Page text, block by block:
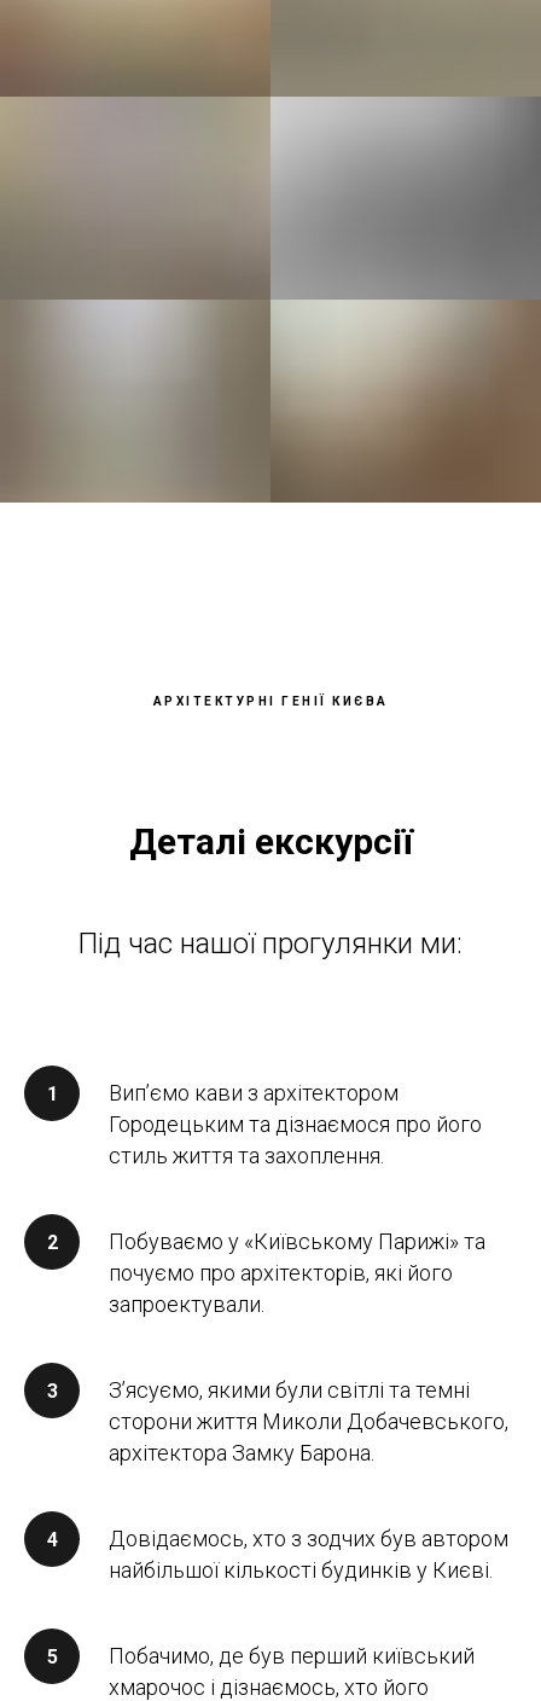
АРХІТЕКТУРНІ ГЕНІЇ КИЄВА
Деталі екскурсії
Під час нашої прогулянки ми:
Випʼємо кави з архітектором
Городецьким та дізнаємося про його
стиль життя та захоплення.
Побуваємо у «Київському Парижі» та
почуємо про архітекторів, які його
запроектували.
Зʼясуємо, якими були світлі та темні
сторони життя Миколи Добачевського,
архітектора Замку Барона.
Довідаємось, хто з зодчих був автором
найбільшої кількості будинків у Києві.
Побачимо, де був перший київський
хмарочос і дізнаємось, хто його